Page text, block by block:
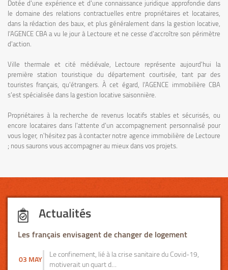
Dotée d'une expérience et d'une connaissance juridique approfondie dans
le domaine des relations contractuelles entre propriétaires et locataires,
dans la rédaction des baux, et plus généralement dans la gestion locative,
l'AGENCE CBA a vu le jour à Lectoure et ne cesse d'accroître son périmètre
d'action.
Ville thermale et cité médiévale, Lectoure représente aujourd'hui la
première station touristique du département courtisée, tant par des
touristes français, qu'étrangers. À cet égard, l'AGENCE immobilière CBA
s'est spécialisée dans la gestion locative saisonnière.
Propriétaires à la recherche de revenus locatifs stables et sécurisés, ou
encore locataires dans l'attente d'un accompagnement personnalisé pour
vous loger, n'hésitez pas à contacter notre agence immobilière de Lectoure
; nous saurons vous accompagner au mieux dans vos projets.
Actualités
Les français envisagent de changer de logement
03 MAY
Le confinement, lié à la crise sanitaire du Covid-19,
motiverait un quart d…